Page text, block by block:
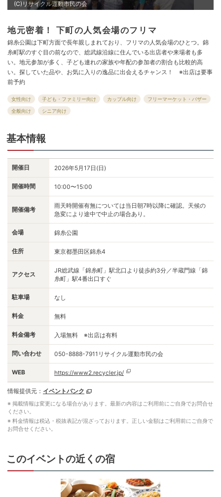
(C)リサイクル運動市民の会
地元密着！ 下町の人気会場のフリマ
錦糸公園は下町方面で長年親しまれており、フリマの人気会場のひとつ。錦
糸町駅のすぐ目の前なので、総武線沿線に住んでいる出店者や来場者も多
い。地元参加が多く、子ども連れの家族や年配の参加者の割合も比較的高
い。探していた品や、お気に入りの逸品に出会えるチャンス！ ※出店は要事
前予約
女性向け 子ども・ファミリー向け カップル向け
フリーマーケット・バザー
全般向け
シニア向け
基本情報
開催日 2026年5月17日(日)
開催時間 10:00〜15:00
開催備考
雨天時開催有無については当日朝7時以降に確認。天候の
急変により途中で中止の場合あり。
会場 錦糸公園
住所 東京都墨田区錦糸4
アクセス
JR総武線「錦糸町」駅北口より徒歩約3分／半蔵門線「錦
糸町」駅4番出口すぐ
駐車場 なし
料金 無料
料金備考 入場無料 ※出店は有料
問い合わせ 050-8888-7911リサイクル運動市民の会
WEB https://www2.recycler.jp/
情報提供元： イベントバンク
※ 掲載情報は変更になる場合があります。最新の内容はご利用前にご自身でお問合せ
ください。
※ 料金情報は税込・税抜表記が混ざっております。正しい金額はご利用前にご自身で
お問合せください。
このイベントの近くの宿